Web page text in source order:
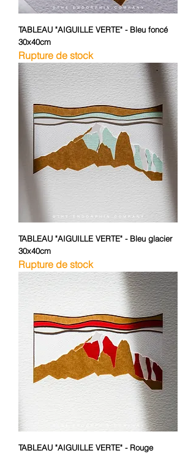
TABLEAU "AIGUILLE VERTE" - Bleu foncé
30x40cm
Rupture de stock
TABLEAU "AIGUILLE VERTE" - Bleu glacier
30x40cm
Rupture de stock
TABLEAU "AIGUILLE VERTE" - Rouge